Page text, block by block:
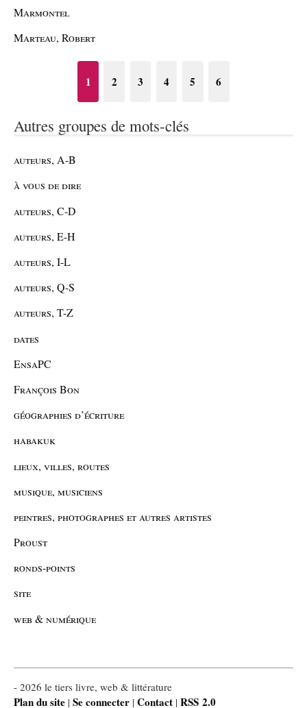
Marmontel
Marteau, Robert
1 2 3 4 5 6
Autres groupes de mots-clés
auteurs, A-B
à vous de dire
auteurs, C-D
auteurs, E-H
auteurs, I-L
auteurs, Q-S
auteurs, T-Z
dates
EnsaPC
François Bon
géographies d’écriture
habakuk
lieux, villes, routes
musique, musiciens
peintres, photographes et autres artistes
Proust
ronds-points
site
web & numérique
- 2026 le tiers livre, web & littérature
Plan du site | Se connecter | Contact | RSS 2.0